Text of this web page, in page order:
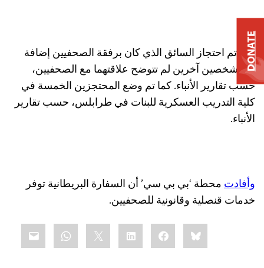
وقد تم احتجاز السائق الذي كان برفقة الصحفيين إضافة
إلى شخصين آخرين لم تتوضح علاقتهما مع الصحفيين،
حسب تقارير الأنباء. كما تم وضع المحتجزين الخمسة في
كلية التدريب العسكرية للبنات في طرابلس، حسب تقارير
الأنباء.
وأفادتمحطة ‘بي بي سي’ أن السفارة البريطانية توفر
خدمات قنصلية وقانونية للصحفيين.
Bluesky
Facebook
LinkedIn
DONATE